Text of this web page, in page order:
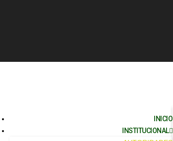
INICIO
INSTITUCIONAL